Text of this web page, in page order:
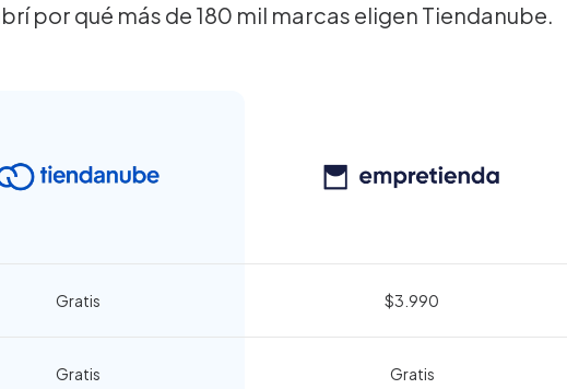
por qué más de 180 mil marcas eligen Tiendanube.
Gratis $3.990
Gratis Gratis